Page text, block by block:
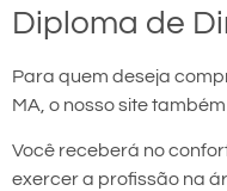
Diploma de
Para quem deseja
MA, o nosso site
Você receberá no
exercer a profissão na